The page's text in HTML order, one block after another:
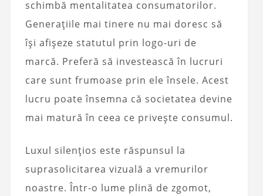
schimbă mentalitatea consumatorilor.
Generațiile mai tinere nu mai doresc să
își afișeze statutul prin logo-uri de
marcă. Preferă să investească în lucruri
care sunt frumoase prin ele însele. Acest
lucru poate însemna că societatea devine
mai matură în ceea ce privește consumul.
Luxul silențios este răspunsul la
suprasolicitarea vizuală a vremurilor
noastre. Într-o lume plină de zgomot,